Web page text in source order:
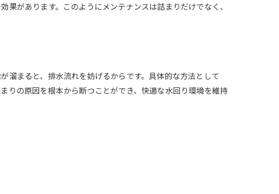
を防ぐ鍵
スが必須
防習慣
があります。このようにメンテナンスは詰まりだけでなく、
溜まると、排水流れを妨げるからです。具体的な方法として
りの原因を根本から断つことができ、快適な水回り環境を維持